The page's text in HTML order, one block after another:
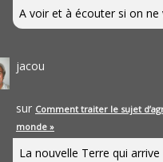
A voir et à écouter si on ne
jacou
sur Comment traiter le sujet
monde »
La nouvelle Terre qui arrive